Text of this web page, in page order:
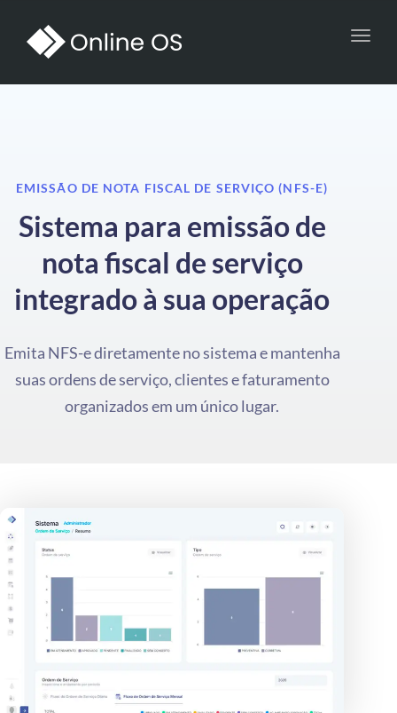
EMISSÃO DE NOTA FISCAL DE SERVIÇO (NFS-E)
Sistema para emissão de
nota fiscal de serviço
integrado à sua operação
Emita NFS-e diretamente no sistema e mantenha
suas ordens de serviço, clientes e faturamento
organizados em um único lugar.